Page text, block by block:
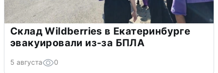
Склад Wildberries в Екатеринбурге
эвакуировали из-за БПЛА
5 августа 0